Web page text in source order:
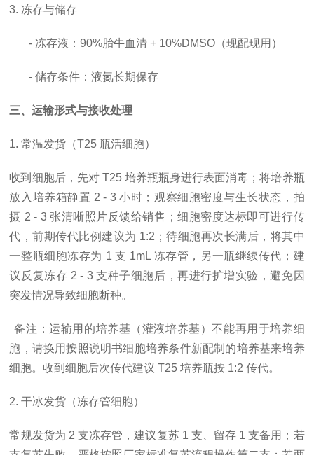
3. 冻存与储存
- 冻存液：90%胎牛血清 + 10%DMSO（现配现用）
- 储存条件：液氮长期保存
三、运输形式与接收处理
1. 常温发货（T25 瓶活细胞）
收到细胞后，先对 T25 培养瓶瓶身进行表面消毒；将培养瓶
放入培养箱静置 2 - 3 小时；观察细胞密度与生长状态，拍
摄 2 - 3 张清晰照片反馈给销售；细胞密度达标即可进行传
代，前期传代比例建议为 1:2；待细胞再次长满后，将其中
一整瓶细胞冻存为 1 支 1mL 冻存管，另一瓶继续传代；建
议反复冻存 2 - 3 支种子细胞后，再进行扩增实验，避免因
突发情况导致细胞断种。
备注：运输用的培养基（灌液培养基）不能再用于培养细
胞，请换用按照说明书细胞培养条件新配制的培养基来培养
细胞。收到细胞后次传代建议 T25 培养瓶按 1:2 传代。
2. 干冰发货（冻存管细胞）
常规发货为 2 支冻存管，建议复苏 1 支、留存 1 支备用；若